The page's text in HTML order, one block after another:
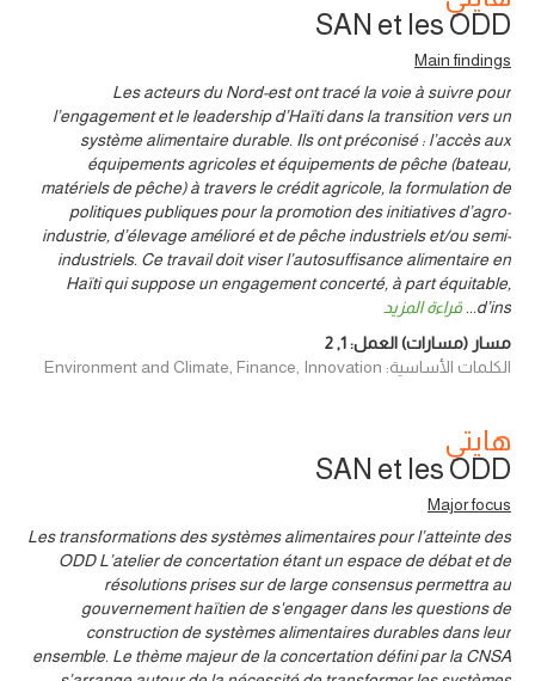
SAN et les ODD
Main findings
Les acteurs du Nord-est ont tracé la voie à suivre pour
l’engagement et le leadership d’Haïti dans la transition vers un
système alimentaire durable. Ils ont préconisé : l’accès aux
équipements agricoles et équipements de pêche (bateau,
matériels de pêche) à travers le crédit agricole, la formulation de
politiques publiques pour la promotion des initiatives d’agro-
industrie, d’élevage amélioré et de pêche industriels et/ou semi-
industriels. Ce travail doit viser l’autosuffisance alimentaire en
Haïti qui suppose un engagement concerté, à part équitable,
d’ins
... قراءة المزيد
مسار (مسارات) العمل:1
,
2
الكلمات الأساسية: Environment and Climate, Finance, Innovation
هايتي
SAN et les ODD
Major focus
Les transformations des systèmes alimentaires pour l’atteinte des
ODD L’atelier de concertation étant un espace de débat et de
résolutions prises sur de large consensus permettra au
gouvernement haïtien de s'engager dans les questions de
construction de systèmes alimentaires durables dans leur
ensemble. Le thème majeur de la concertation défini par la CNSA